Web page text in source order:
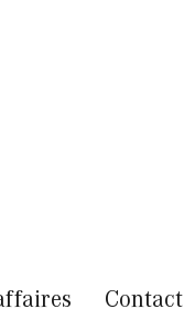
Contact